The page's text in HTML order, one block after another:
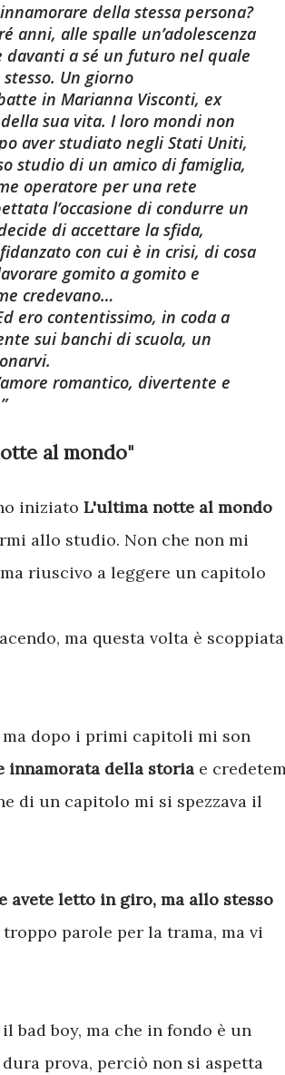
della stessa persona?
anni, alle spalle un’adolescenza
davanti a sé un futuro nel quale
Un giorno
in Marianna Visconti, ex
sua vita. I loro mondi non
aver studiato negli Stati Uniti,
studio di un amico di famiglia,
operatore per una rete
l’occasione di condurre un
di accettare la sfida,
con cui è in crisi, di cosa
gomito a gomito e
credevano…
ero contentissimo, in coda a
sui banchi di scuola, un
romantico, divertente e
al mondo"
iniziato L'ultima notte al mondo
allo studio. Non che non mi
riuscivo a leggere un capitolo
ma questa volta è scoppiata
dopo i primi capitoli mi son
innamorata della storia e
di un capitolo mi si spezzava il
avete letto in giro, ma allo stesso
parole per la trama, ma vi
bad boy, ma che in fondo è un
prova, perciò non si aspetta